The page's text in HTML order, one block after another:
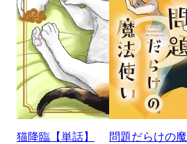
猫降臨【単話】
問題だらけの魔